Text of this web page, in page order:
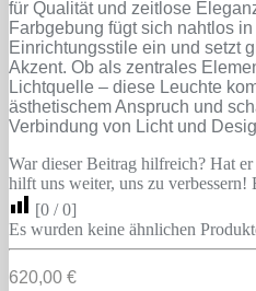
für Qualität und zeitlose
Farbgebung fügt sich nahtlos
Einrichtungsstile ein und setzt
Akzent. Ob als zentrales
Lichtquelle – diese Leuchte
ästhetischem Anspruch und
Verbindung von Licht und
War dieser Beitrag hilfreich? Hat
hilft uns weiter, uns zu verbessern!
[0 /0]
Es wurden keine ähnlichen
620,00 €